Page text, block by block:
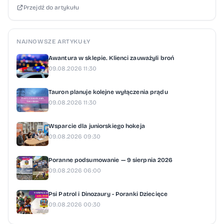
Przejdź do artykułu
NAJNOWSZE ARTYKUŁY
Awantura w sklepie. Klienci zauważyli broń
09.08.2026 11:30
Tauron planuje kolejne wyłączenia prądu
09.08.2026 11:30
Wsparcie dla juniorskiego hokeja
09.08.2026 09:30
Poranne podsumowanie — 9 sierpnia 2026
09.08.2026 06:00
Psi Patrol i Dinozaury - Poranki Dziecięce
09.08.2026 00:30